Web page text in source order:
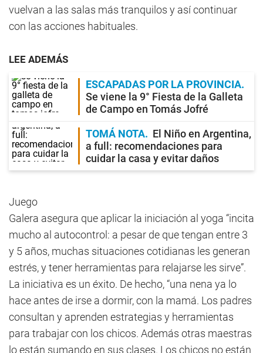
vuelvan a las salas más tranquilos y así continuar
con las acciones habituales.
LEE ADEMÁS
ESCAPADAS POR LA PROVINCIA
Se viene la 9° Fiesta de la Galleta
de Campo en Tomás Jofré
TOMÁ NOTA
El Niño en Argentina,
a full: recomendaciones para
cuidar la casa y evitar daños
Juego
Galera asegura que aplicar la iniciación al yoga “incita
mucho al autocontrol: a pesar de que tengan entre 3
y 5 años, muchas situaciones cotidianas les generan
estrés, y tener herramientas para relajarse les sirve”.
La iniciativa es un éxito. De hecho, “una nena ya lo
hace antes de irse a dormir, con la mamá. Los padres
consultan y aprenden estrategias y herramientas
para trabajar con los chicos. Además otras maestras
lo están sumando en sus clases. Los chicos no están